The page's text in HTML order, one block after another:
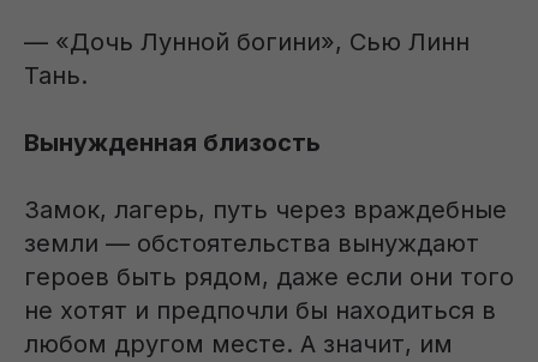
— «Дочь Лунной богини», Сью Линн
Тань.
Вынужденная близость
Замок, лагерь, путь через враждебные
земли — обстоятельства вынуждают
героев быть рядом, даже если они того
не хотят и предпочли бы находиться в
любом другом месте. А значит, им